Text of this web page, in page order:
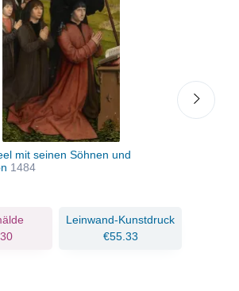
mit seinen Söhnen und
1484
Leinwand-Kunstdruck
€55.33